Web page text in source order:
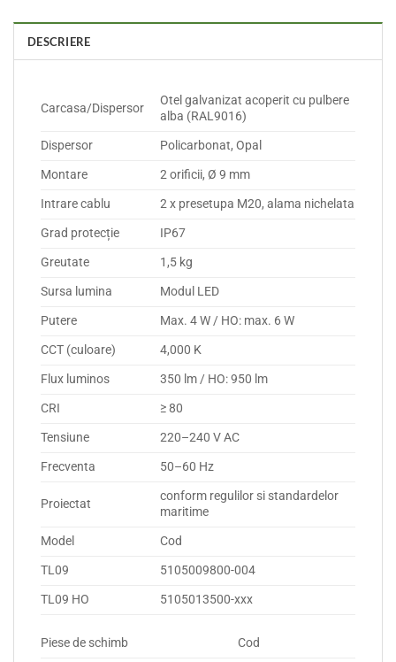
DESCRIERE
Carcasa/Dispersor
Otel galvanizat acoperit cu pulbere
alba (RAL9016)
Dispersor
Policarbonat, Opal
Montare
2 orificii, Ø 9 mm
Intrare cablu
2 x presetupa M20, alama nichelata
Grad protecție
IP67
Greutate
1,5 kg
Sursa lumina
Modul LED
Putere
Max. 4 W / HO: max. 6 W
CCT (culoare)
4,000 K
Flux luminos
350 lm / HO: 950 lm
CRI
≥ 80
Tensiune
220–240 V AC
Frecventa
50–60 Hz
Proiectat
conform regulilor si standardelor
maritime
Model
Cod
TL09
5105009800-004
TL09 HO
5105013500-xxx
Piese de schimb
Cod